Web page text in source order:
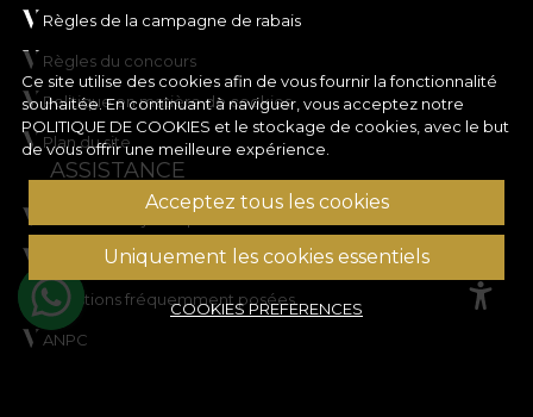
Ce site utilise des cookies afin de vous fournir la fonctionnalité
souhaitée. En continuant à naviguer, vous acceptez notre
POLITIQUE DE COOKIES et le stockage de cookies, avec le but
de vous offrir une meilleure expérience.
Acceptez tous les cookies
Uniquement les cookies essentiels
COOKIES PREFERENCES
Règles de la campagne de rabais
Règles du concours
Politique en matière de cookies
Plan du site
ASSISTANCE
Informations juridiques
Contactez nous
Questions fréquemment posées
ANPC